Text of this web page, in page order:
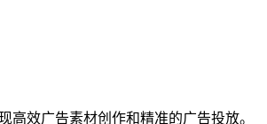
效广告素材创作和精准的广告投放。